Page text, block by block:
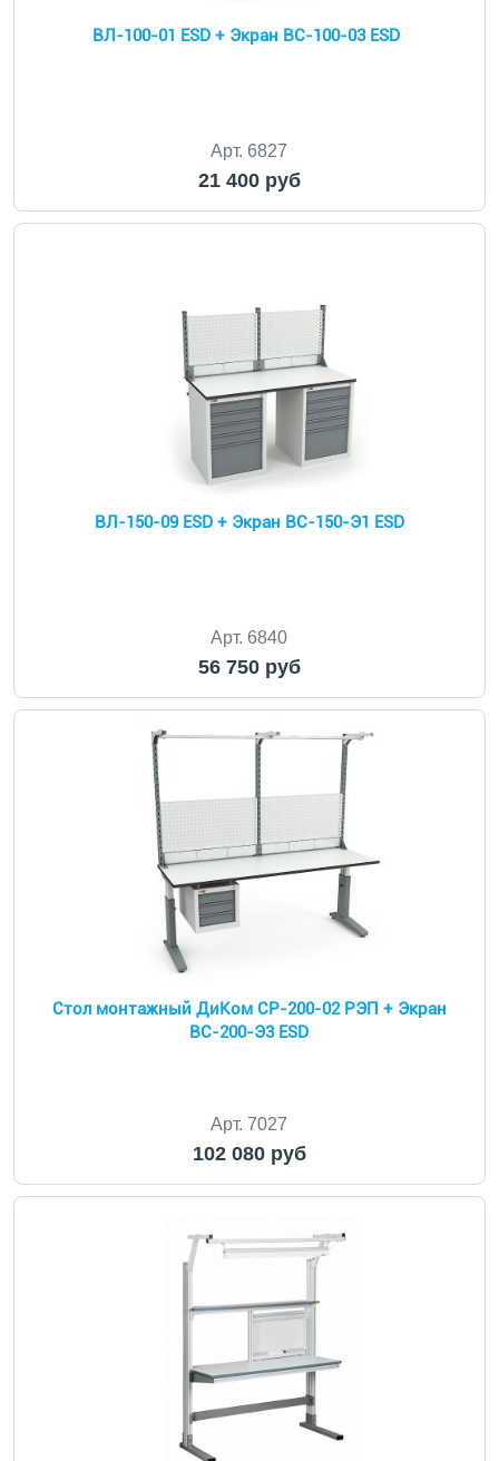
ВЛ-100-01 ESD + Экран ВС-100-03 ESD
Арт. 6827
21 400 руб
ВЛ-150-09 ESD + Экран ВС-150-Э1 ESD
Арт. 6840
56 750 руб
Cтол монтажный ДиКом СР-200-02 РЭП + Экран
ВС-200-Э3 ESD
Арт. 7027
102 080 руб